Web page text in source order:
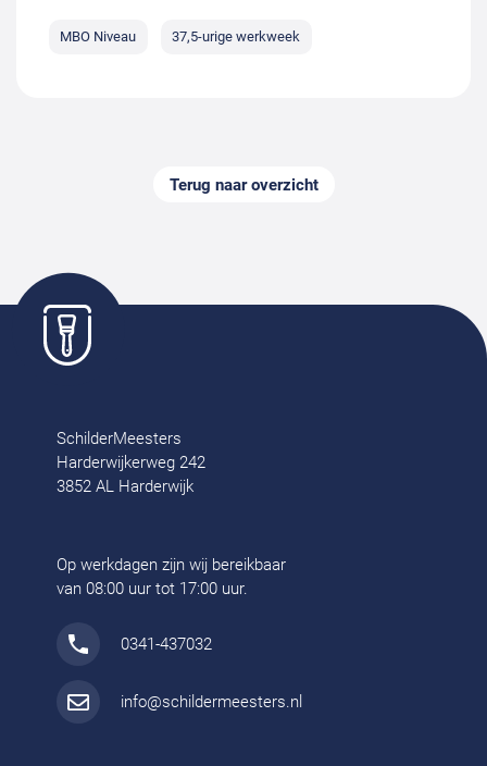
MBO Niveau 37,5-urige werkweek
Terug naar overzicht
SchilderMeesters
Harderwijkerweg 242
3852 AL Harderwijk
Op werkdagen zijn wij bereikbaar
van 08:00 uur tot 17:00 uur.
0341-437032
info@schildermeesters.nl